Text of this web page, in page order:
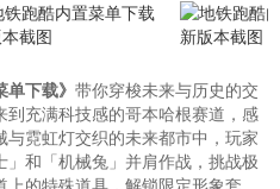
单下载》 带你穿梭未来与历史的交
充满科技感的哥本哈根赛道，感
霓虹灯交织的未来都市中，玩家
」和「机械兔」并肩作战，挑战极